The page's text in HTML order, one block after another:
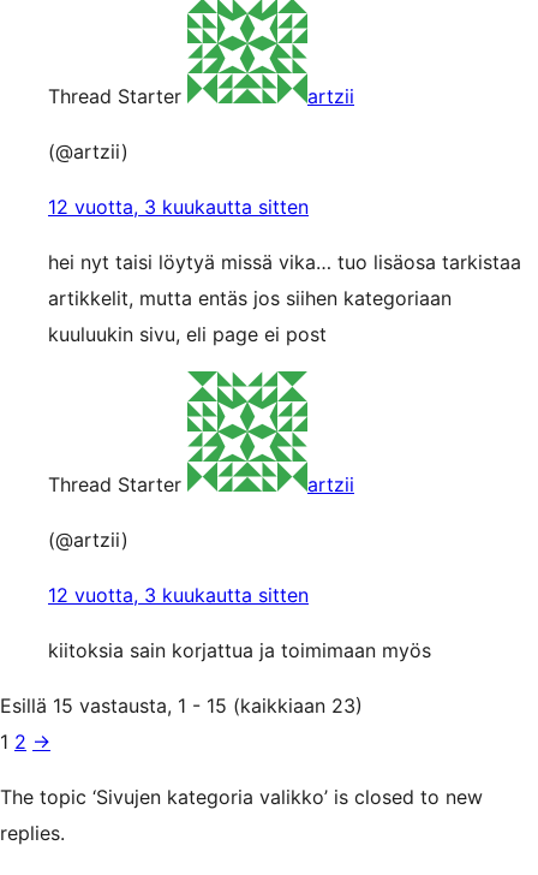
Thread Starter artzii
(@artzii)
12 vuotta, 3 kuukautta sitten
hei nyt taisi löytyä missä vika… tuo lisäosa tarkistaa
artikkelit, mutta entäs jos siihen kategoriaan
kuuluukin sivu, eli page ei post
Thread Starter artzii
(@artzii)
12 vuotta, 3 kuukautta sitten
kiitoksia sain korjattua ja toimimaan myös
Esillä 15 vastausta, 1 - 15 (kaikkiaan 23)
1 2 →
The topic ‘Sivujen kategoria valikko’ is closed to new
replies.